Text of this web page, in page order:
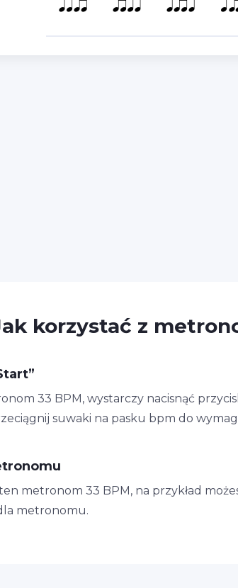
korzystać z
33 BPM, wystarczy nacisnąć
suwaki na pasku bpm do
metronom 33 BPM, na przykład
metronomu.